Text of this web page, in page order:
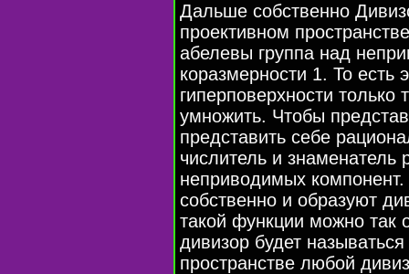
Дальше собственно
проективном
абелевы группа над
коразмерности 1. То есть
гиперповерхности
умножить. Чтобы
представить себе
числитель и
неприводимых
собственно и образуют
такой функции можно так
дивизор будет
пространстве любой